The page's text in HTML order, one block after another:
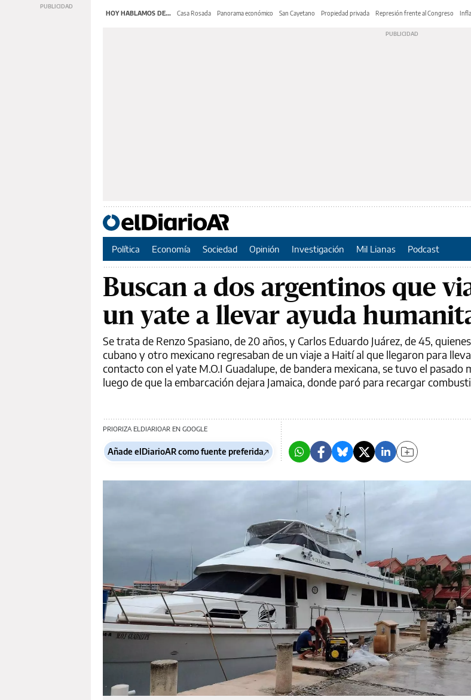
HOY HABLAMOS DE... Casa Rosada Panorama económico San Cayetano Propiedad privada Represión frente al Congreso
Política Economía Sociedad Opinión Investigación Mil Lianas Podcast
Buscan a dos argentinos que
un yate a llevar ayuda
Se trata de Renzo Spasiano, de 20 años, y Carlos Eduardo Juárez, de 45,
cubano y otro mexicano regresaban de un viaje a Haití al que llegaron para
contacto con el yate M.O.I Guadalupe, de bandera mexicana, se tuvo el pasado
luego de que la embarcación dejara Jamaica, donde paró para recargar
PRIORIZA ELDIARIOAR EN GOOGLE
Añade elDiarioAR como fuente preferida